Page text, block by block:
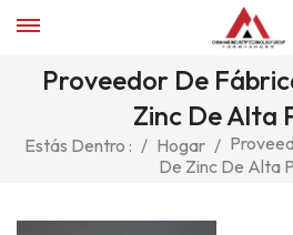
Proveedor De
Zinc De Alta
Estás Dentro : / Hogar /
De Zinc De Alta